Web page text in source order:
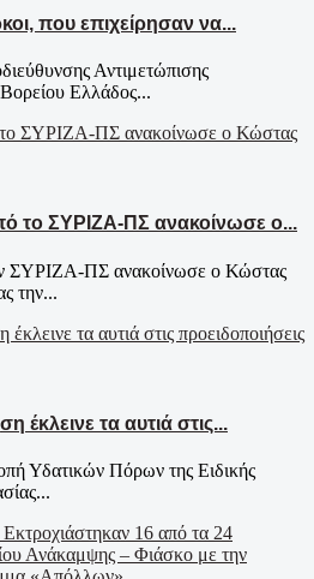
που επιχείρησαν να...
Αντιμετώπισης
Ελλάδος...
το ΣΥΡΙΖΑ-ΠΣ ανακοίνωσε ο...
ΣΥΡΙΖΑ-ΠΣ ανακοίνωσε ο Κώστας
την...
έκλεινε τα αυτιά στις...
Υδατικών Πόρων της Ειδικής